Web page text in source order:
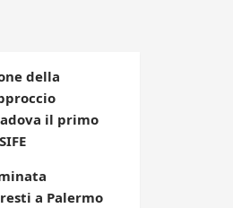
della
il primo
a Palermo